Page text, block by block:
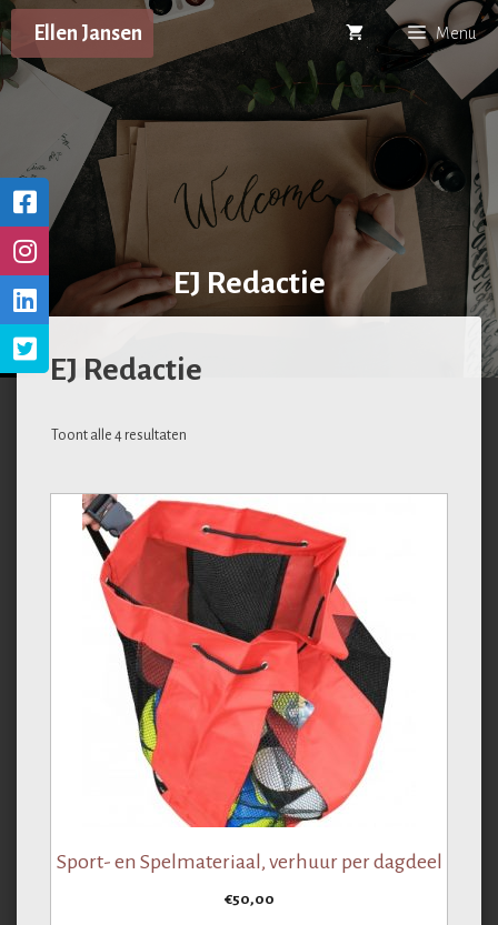
Ga
naar
de
Ellen Jansen Menu
EJ Redactie
EJ Redactie
Toont alle 4 resultaten
Sport- en Spelmateriaal, verhuur per dagdeel
€50,00